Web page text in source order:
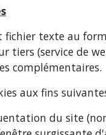
texte au
tiers (service de
complémentaires.
aux fins
du site